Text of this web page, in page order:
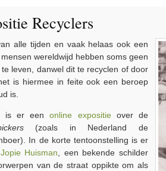
Recyclers
alle tijden en vaak helaas ook een
wereldwijd hebben soms geen
leven, danwel dit te recyclen of door
is hiermee in feite ook een beroep
is.
is er eenonline expositieover de
(zoals in Nederland de
In de korte tentoonstelling is er
Jopie Huisman, een bekende schilder
van de straat oppikte om als